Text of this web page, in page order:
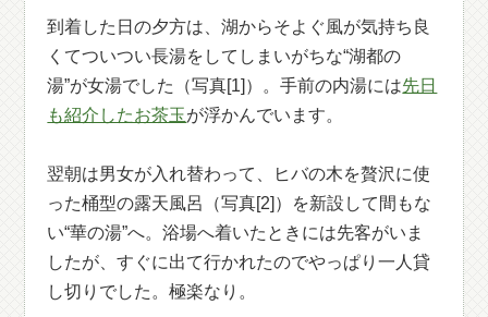
到着した日の夕方は、湖からそよぐ風が気持ち良
くてついつい長湯をしてしまいがちな“湖都の
湯”が女湯でした（写真[1]）。手前の内湯には先日
も紹介したお茶玉が浮かんでいます。
翌朝は男女が入れ替わって、ヒバの木を贅沢に使
った桶型の露天風呂（写真[2]）を新設して間もな
い“華の湯”へ。浴場へ着いたときには先客がいま
したが、すぐに出て行かれたのでやっぱり一人貸
し切りでした。極楽なり。